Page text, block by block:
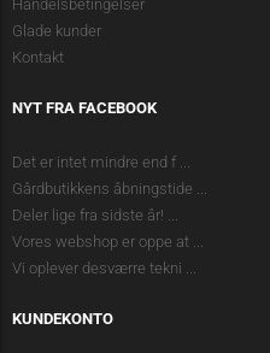
Handelsbetingelser
Glade kunder
Kontakt
NYT FRA FACEBOOK
Det er intet mindre end f
Gårdbutikkens åbningstide
Deler lige fra sidste år!
Vores webshop er oppe at
Vi oplever desværre tekni
KUNDEKONTO